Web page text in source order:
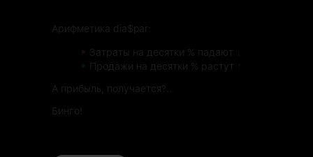
Арифметика dia$par:
• Затраты на десятки % падают
Продажи на десятки % растут
А прибыль, получается?..
Бинго!